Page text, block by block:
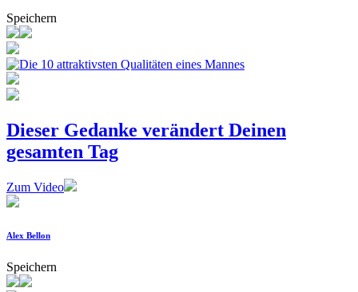
Speichern
Dieser Gedanke verändert Deinen
gesamten Tag
Zum Video
Alex Bellon
Speichern